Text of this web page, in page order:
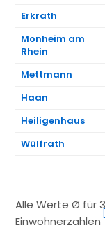
Erkrath
Monheim am
Rhein
Mettmann
Haan
Heiligenhaus
Wülfrath
Alle Werte Ø für
Einwohnerzahlen